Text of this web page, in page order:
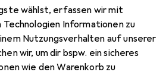
wählst, erfassen wir mit
Technologien Informationen zu
Nutzungsverhalten auf unserer
wir, um dir bspw. ein sicheres
wie den Warenkorb zu
2 Bilder